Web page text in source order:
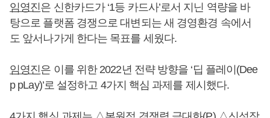
임영진은 신한카드가 ‘1등 카드사’로서 지닌 역량을 바
탕으로 플랫폼 경쟁으로 대변되는 새 경영환경 속에서
도 앞서나가게 한다는 목표를 세웠다.
임영진은 이를 위한 2022년 전략 방향을 ‘딥 플레이(Dee
p pLay)’로 설정하고 4가지 핵심 과제를 제시했다.